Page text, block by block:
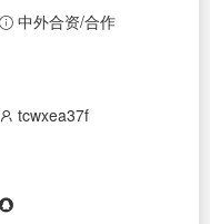
中外合资/合作
tcwxea37f